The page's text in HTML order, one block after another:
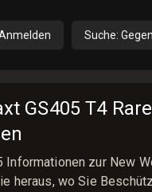
Suche:
GS405 T4
zur New
heraus, wo Sie